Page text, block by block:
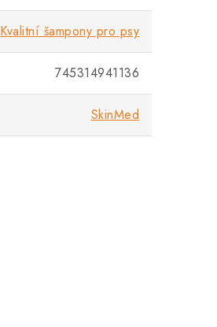
Kvalitní šampony pro psy
745314941136
SkinMed